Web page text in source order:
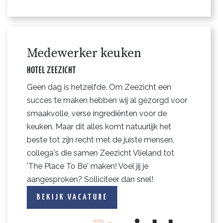
Medewerker keuken
HOTEL ZEEZICHT
Geen dag is hetzelfde. Om Zeezicht een
succes te maken hebben wij al gezorgd voor
smaakvolle, verse ingrediënten voor de
keuken. Maar dit alles komt natuurlijk het
beste tot zijn recht met de juiste mensen,
collega's die samen Zeezicht Vlieland tot
'The Place To Be' maken! Voel jij je
aangesproken? Solliciteer dan snel!
BEKIJK VACATURE